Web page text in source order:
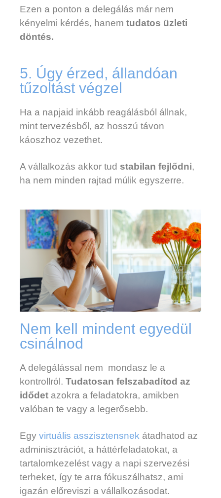
Ezen a ponton a delegálás már nem
kényelmi kérdés, hanem tudatos üzleti
döntés.
5. Úgy érzed, állandóan
tűzoltást végzel
Ha a napjaid inkább reagálásból állnak,
mint tervezésből, az hosszú távon
káoszhoz vezethet.
A vállalkozás akkor tud stabilan fejlődni,
ha nem minden rajtad múlik egyszerre.
Nem kell mindent egyedül
csinálnod
A delegálással nem mondasz le a
kontrollról. Tudatosan felszabadítod az
idődet azokra a feladatokra, amikben
valóban te vagy a legerősebb.
Egy virtuális asszisztensnek átadhatod az
adminisztrációt, a háttérfeladatokat, a
tartalomkezelést vagy a napi szervezési
terheket, így te arra fókuszálhatsz, ami
igazán előreviszi a vállalkozásodat.